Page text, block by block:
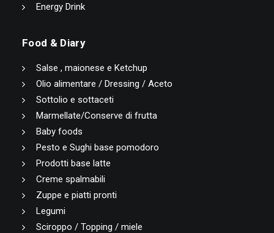
Energy Drink
Food & Diary
Salse , maionese e Ketchup
Olio alimentare / Dressing / Aceto
Sottolio e sottaceti
Marmellate/Conserve di frutta
Baby foods
Pesto e Sughi base pomodoro
Prodotti base latte
Creme spalmabili
Zuppe e piatti pronti
Legumi
Sciroppo / Topping / miele